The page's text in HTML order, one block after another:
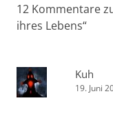
12 Kommentare
ihres Lebens“
Kuh
19. Juni